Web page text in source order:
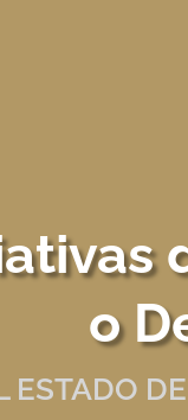
o
ESTADO